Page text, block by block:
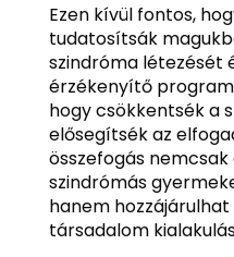
Ezen kívül fontos,
tudatosítsák
szindróma létezését
érzékenyítő
hogy csökkentsék a
elősegítsék az
összefogás
szindrómás
hanem
társadalom